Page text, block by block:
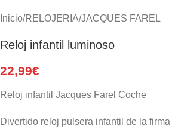
Inicio/RELOJERIA/JACQUES FAREL
Reloj infantil luminoso
22,99€
Reloj infantil Jacques Farel Coche
Divertido reloj pulsera infantil de la